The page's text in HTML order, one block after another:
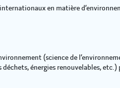
en matière
(science de
énergies renouvelables,